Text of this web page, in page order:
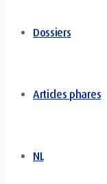
Dossiers
Articles phares
NL